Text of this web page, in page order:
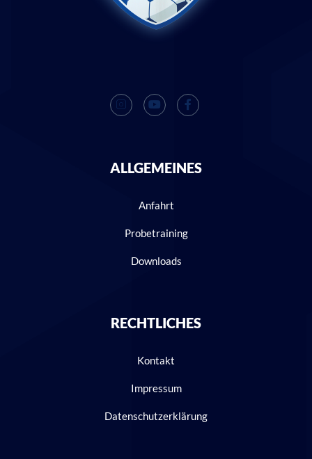
ALLGEMEINES
Anfahrt
Probetraining
Downloads
RECHTLICHES
Kontakt
Impressum
Datenschutzerklärung